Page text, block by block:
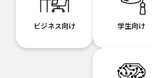
ビジネス向け 学生向け